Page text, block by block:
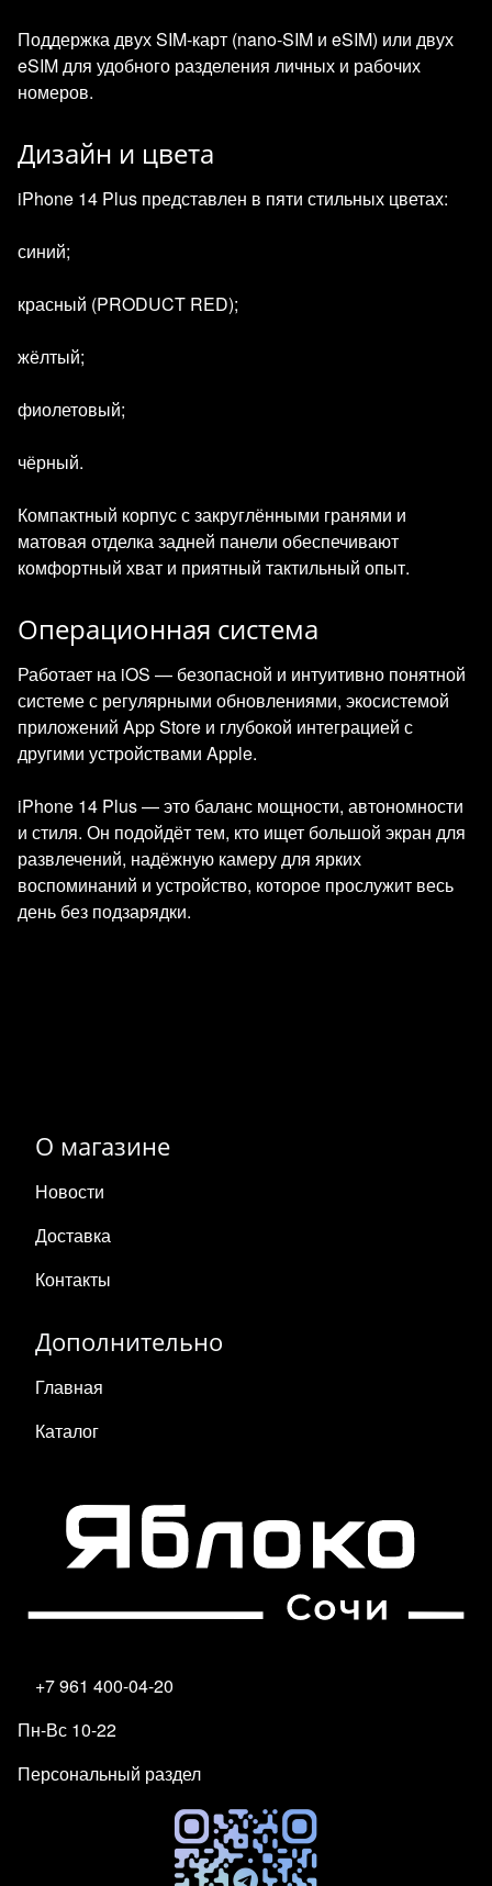
Поддержка двух SIM‑карт (nano‑SIM и eSIM) или двух
eSIM для удобного разделения личных и рабочих
номеров.
Дизайн и цвета
iPhone 14 Plus представлен в пяти стильных цветах:
синий;
красный (PRODUCT RED);
жёлтый;
фиолетовый;
чёрный.
Компактный корпус с закруглёнными гранями и
матовая отделка задней панели обеспечивают
комфортный хват и приятный тактильный опыт.
Операционная система
Работает на iOS — безопасной и интуитивно понятной
системе с регулярными обновлениями, экосистемой
приложений App Store и глубокой интеграцией с
другими устройствами Apple.
iPhone 14 Plus — это баланс мощности, автономности
и стиля. Он подойдёт тем, кто ищет большой экран для
развлечений, надёжную камеру для ярких
воспоминаний и устройство, которое прослужит весь
день без подзарядки.
О магазине
Новости
Доставка
Контакты
Дополнительно
Главная
Каталог
+7 961 400-04-20
Пн-Вс 10-22
Персональный раздел